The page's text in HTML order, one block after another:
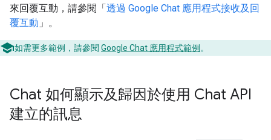
來回覆互動，請參閱「透過 Google Chat 應用程式接收及回
覆互動 」。
如需更多範例，請參閱 Google Chat 應用程式範例 。
Chat 如何顯示及歸因於使用 Chat API
建立的訊息